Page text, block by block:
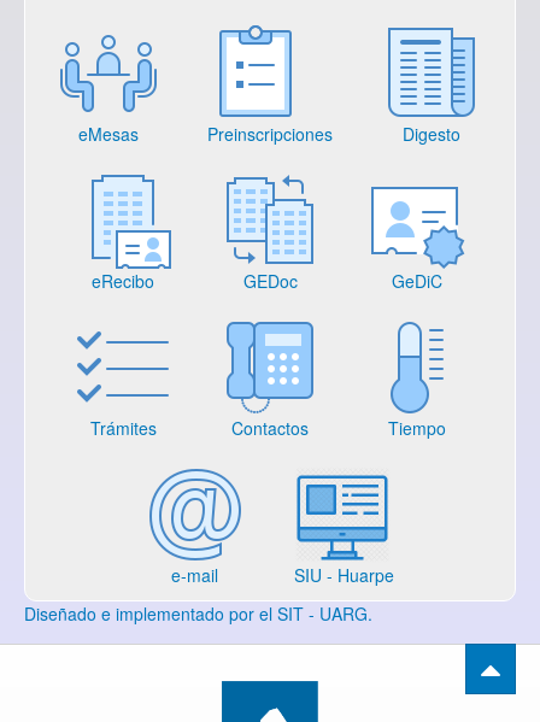
eMesas Preinscripciones Digesto
eRecibo GEDoc GeDiC
Trámites Contactos Tiempo
e-mail
SIU - Huarpe
Diseñado e implementado por el SIT - UARG.